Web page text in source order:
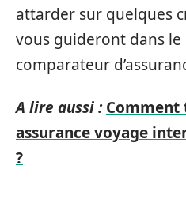
attarder sur quelques
vous guideront dans
comparateur
A lire aussi :
assurance voyage
?